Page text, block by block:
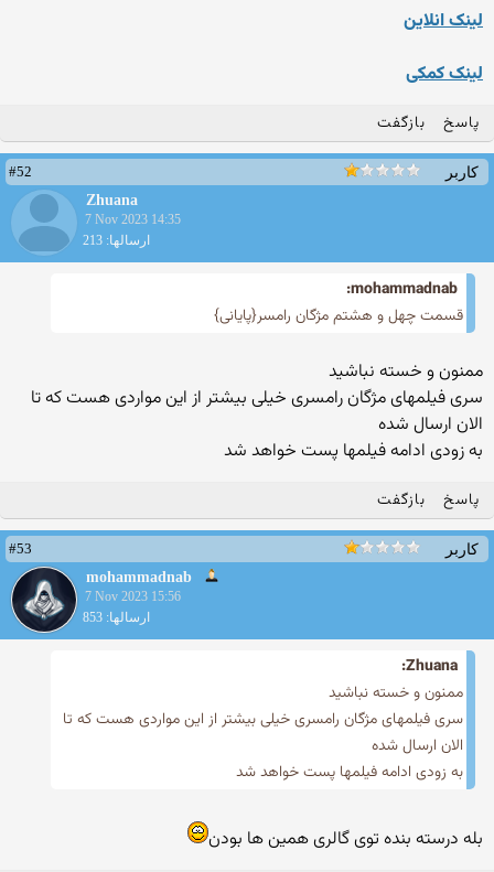
لینک انلاین
لینک کمکی
پاسخ بازگفت
کاربر
#52
Zhuana
7 Nov 2023 14:35
ارسالها: 213
mohammadnab:
قسمت چهل و هشتم مژگان رامسر{پایانی}
ممنون و خسته نباشید
سری فیلمهای مژگان رامسری خیلی بیشتر از این مواردی هست که تا
الان ارسال شده
به زودی ادامه فیلمها پست خواهد شد
پاسخ بازگفت
کاربر
#53
mohammadnab
7 Nov 2023 15:56
ارسالها: 853
Zhuana:
ممنون و خسته نباشید
سری فیلمهای مژگان رامسری خیلی بیشتر از این مواردی هست که تا
الان ارسال شده
به زودی ادامه فیلمها پست خواهد شد
بله درسته بنده توی گالری همین ها بودن